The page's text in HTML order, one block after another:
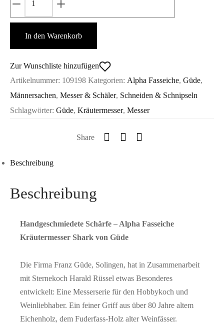
Kräutermesser
Shark
-
Güde
Menge
In den Warenkorb
Zur Wunschliste hinzufügen
Artikelnummer: 109198 Kategorien: Alpha Fasseiche, Güde,
Männersachen, Messer & Schäler, Schneiden & Schnipseln
Schlagwörter: Güde, Kräutermesser, Messer
Share
Beschreibung
Beschreibung
Handgeschmiedete Schärfe – Alpha Fasseiche
Kräutermesser Shark von Güde
Die Firma Franz Güde, Solingen, hat in Zusammenarbeit
mit Sternekoch Harald Rüssel etwas Besonderes
entwickelt: Eine Messerserie für den Hobbykoch und
Weinliebhaber. Ein feiner Griff aus über 80 Jahre altem
Eichenholz, dem Fuderfass-Holz alter Weinfässer.